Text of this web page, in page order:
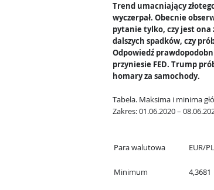
Trend umacniający
wyczerpał. Obecnie
pytanie tylko, czy jest ona
dalszych spadków, czy
Odpowiedź
przyniesie FED. Trump
homary za samochody.
Tabela. Maksima i minima
Zakres: 01.06.2020 –
Para walutowa EUR/
Minimum 4,3681